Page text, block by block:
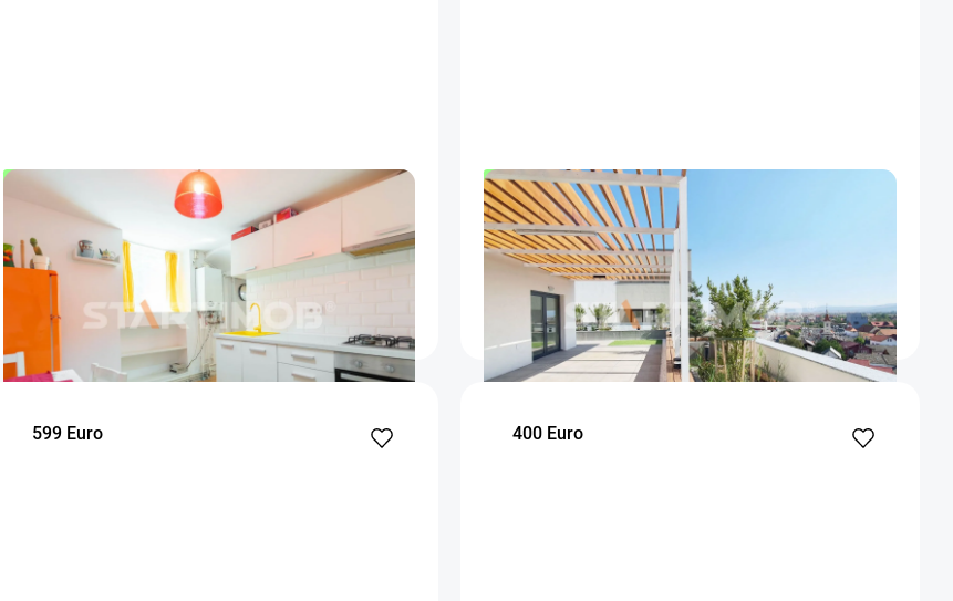
OFERTA NOUA EXCLUSIVITATE COMISION 0%
Garsoniera centru vechi Brasov
Brasov
m²
1
dormitor
Parter
Etaj
OFERTA NOUA EXCLUSIVITATE
Apartament doua camere cu parcare Calea
Bucuresti
Brasov
55
m²
1
dormitor
Parter
Etaj
599 Euro 400 Euro